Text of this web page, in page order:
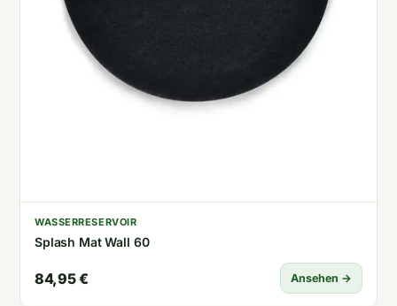
WASSERRESERVOIR
Splash Mat Wall 60
84,95 € Ansehen →